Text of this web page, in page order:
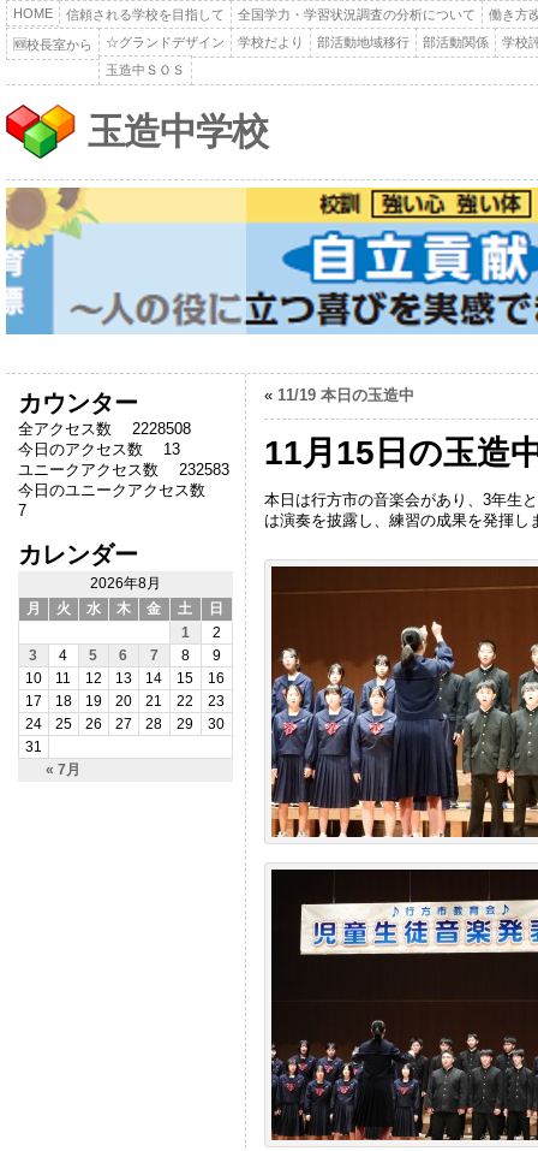
HOME 信頼される学校を目指して 全国学力・学習状況調査の分析について 働き方
🆕校長室から ☆グランドデザイン 学校だより 部活動地域移行 部活動関係
学校
玉造中ＳＯＳ
玉造中学校
カウンター
全アクセス数 2228508
今日のアクセス数 13
ユニークアクセス数 232583
今日のユニークアクセス数
7
カレンダー
2026年8月
月
火 水 木 金 土 日
« 7月
1
2
3
4 5 6 7 8
9
10
11 12 13 14 15
16
17
18 19 20 21 22
23
24
25 26 27 28 29
30
31
« 11/19 本日の玉造中
11月15日の玉造
本日は行方市の音楽会があり、3年生
は演奏を披露し、練習の成果を発揮し